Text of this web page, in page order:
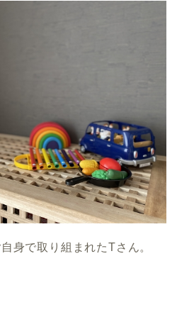
身で取り組まれたTさん。